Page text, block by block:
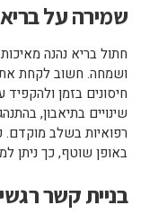
שמירה על
חתול בריא נהנה מאיכות
ושמחה. חשוב לקחת את
חיסונים בזמן
שינויים בתיאבון,
רפואיות בשלב
באופן שוטף, כך ניתן
בניית קשר